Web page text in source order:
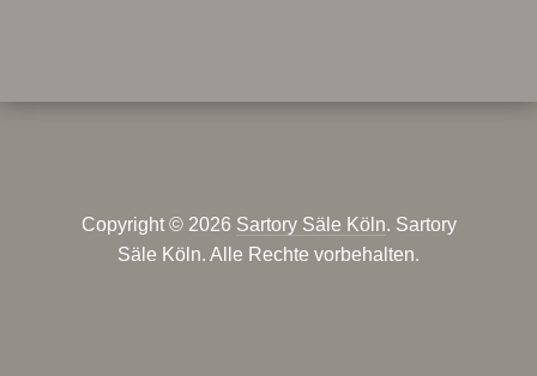
Copyright © 2026 Sartory Säle Köln. Sartory
Säle Köln. Alle Rechte vorbehalten.